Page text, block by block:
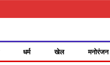
धर्म खेल मनोरंजन